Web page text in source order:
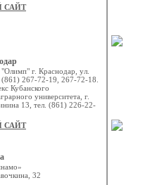
САЙТ
г. Краснодар, ул.
(861) 267-72-19, 267-72-18.
Кубанского
университета, г.
13, тел. (861) 226-22-
САЙТ
32